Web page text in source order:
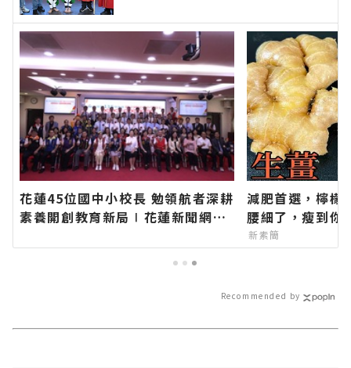
站各類新聞－最快速的今日新聞報
導 最新的在地資訊！
花蓮45位國中小校長 勉領航者深耕
素養開創教育新局∣花蓮新聞網官
聞報導 最新的在地資訊！
減肥首選，檸檬
腰細了，瘦到你
新素簡
Recommended by